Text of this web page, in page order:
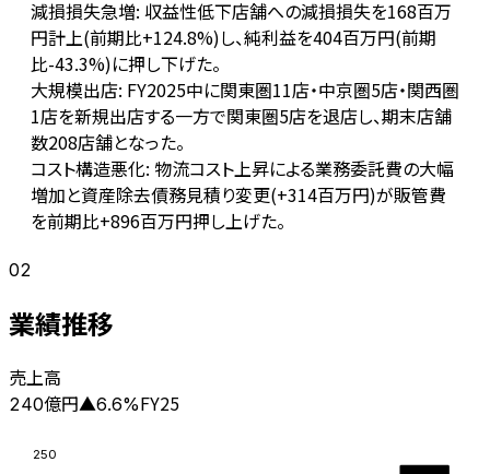
減損損失急増: 収益性低下店舗への減損損失を168百万
円計上(前期比+124.8%)し、純利益を404百万円(前期
比-43.3%)に押し下げた。
大規模出店: FY2025中に関東圏11店・中京圏5店・関西圏
1店を新規出店する一方で関東圏5店を退店し、期末店舗
数208店舗となった。
コスト構造悪化: 物流コスト上昇による業務委託費の大幅
増加と資産除去債務見積り変更(+314百万円)が販管費
を前期比+896百万円押し上げた。
02
業績推移
売上高
240億円▲6.6%FY25
250